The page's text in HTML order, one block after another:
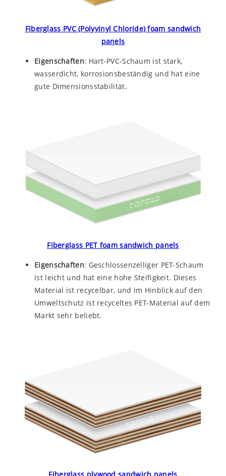
Fiberglass PVC (Polyvinyl Chloride) foam sandwich
panels
Eigenschaften: Hart-PVC-Schaum ist stark,
wasserdicht, korrosionsbeständig und hat eine
gute Dimensionsstabilität.
Fiberglass PET foam sandwich panels
Eigenschaften: Geschlossenzelliger PET-Schaum
ist leicht und hat eine hohe Steifigkeit. Dieses
Material ist recycelbar, und im Hinblick auf den
Umweltschutz ist recyceltes PET-Material auf dem
Markt sehr beliebt.
Fiberglass plywood sandwich panels